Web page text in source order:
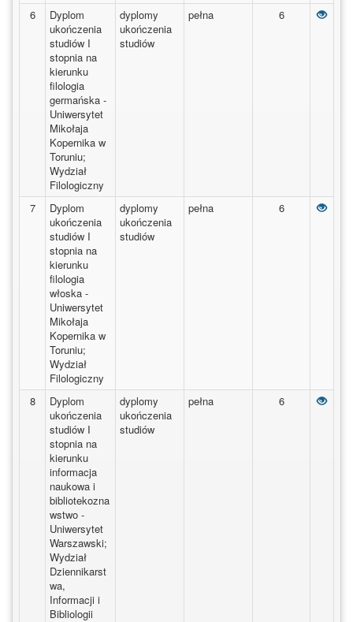
6
Dyplom
ukończenia
studiów I
stopnia na
kierunku
filologia
germańska -
Uniwersytet
Mikołaja
Kopernika w
Toruniu;
Wydział
Filologiczny
dyplomy
ukończenia
studiów
pełna 6
7
Dyplom
ukończenia
studiów I
stopnia na
kierunku
filologia
włoska -
Uniwersytet
Mikołaja
Kopernika w
Toruniu;
Wydział
Filologiczny
dyplomy
ukończenia
studiów
pełna 6
8
Dyplom
ukończenia
studiów I
stopnia na
kierunku
informacja
naukowa i
bibliotekozna
wstwo -
Uniwersytet
Warszawski;
Wydział
Dziennikarst
wa,
Informacji i
Bibliologii
dyplomy
ukończenia
studiów
pełna 6